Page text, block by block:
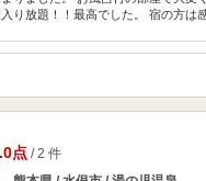
入り放題！！最高でした。 宿の方は
点/ 2 件